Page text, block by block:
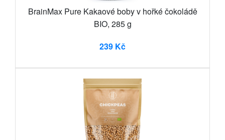
BrainMax Pure Kakaové boby v hořké čokoládě
BIO, 285 g
239 Kč